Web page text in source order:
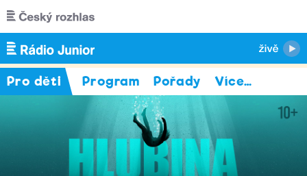
Přejít k hlavnímu obsahu
Pro děti Program Pořady Více…